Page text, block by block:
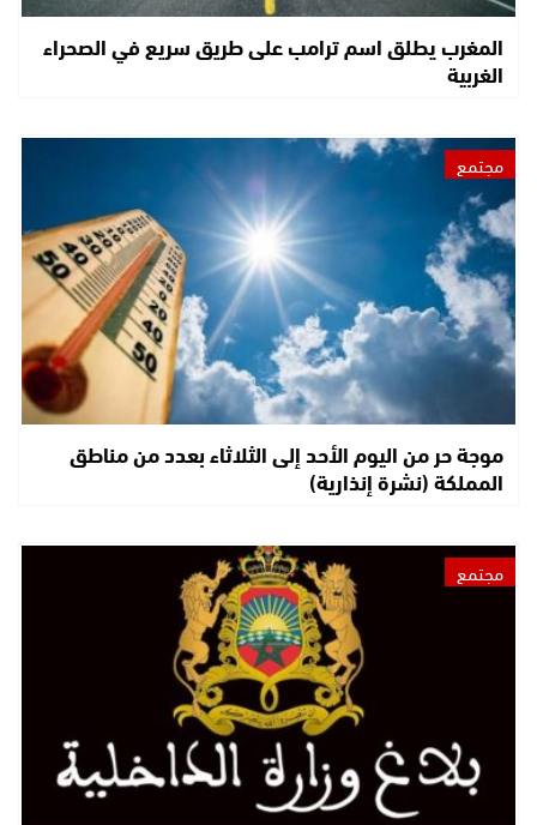
المغرب يطلق اسم ترامب على طريق سريع في الصحراء
الغربية
مجتمع
موجة حر من اليوم الأحد إلى الثلاثاء بعدد من مناطق
المملكة (نشرة إنذارية)
مجتمع